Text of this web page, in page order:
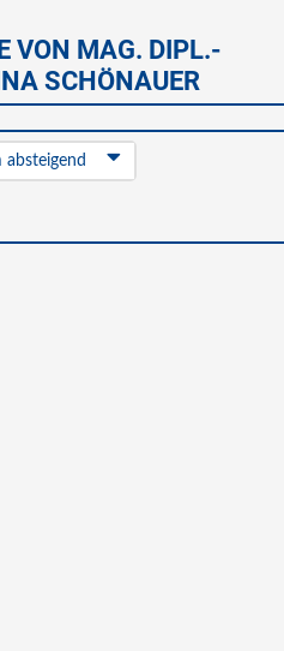
VON MAG. DIPL.-
SCHÖNAUER
absteigend